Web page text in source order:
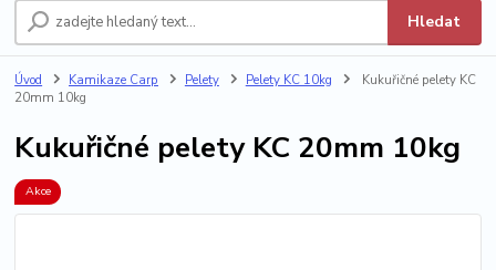
Hledat
Úvod Kamikaze Carp Pelety Pelety KC 10kg
Kukuřičné pelety KC
20mm 10kg
Kukuřičné pelety KC 20mm 10kg
Akce